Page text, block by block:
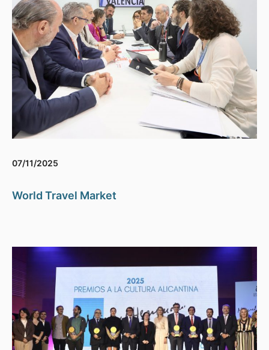
07/11/2025
World Travel Market